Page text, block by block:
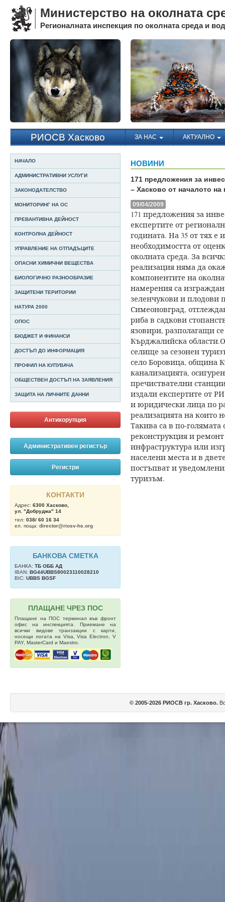
Министерство на околната
Регионалната инспекция по околната среда и
РИОСВ Хасково ЗА НАС АКТУАЛНО
НАЧАЛО
АДМИНИСТРАТИВНИ УСЛУГИ
ЗАКОНОДАТЕЛСТВО
МОНИТОРИНГ НА ОС
ПРЕВАНТИВНА ДЕЙНОСТ
КОНТРОЛНА ДЕЙНОСТ
УПРАВЛЕНИЕ НА ОТПАДЪЦИТЕ
ОПАСНИ ХИМИЧНИ ВЕЩЕСТВА
БИОЛОГИЧНО РАЗНООБРАЗИЕ
ЗАЩИТЕНИ ТЕРИТОРИИ
НАТУРА 2000
ОПОС
БЮДЖЕТ И ФИНАНСИ
ДОСТЪП ДО ИНФОРМАЦИЯ
ПРОФИЛ НА КУПУВАЧА
ОБЩЕСТВЕН ДОСТЪП НА ЗАЯВЛЕНИЯ
ЗАЩИТА НА ЛИЧНИТЕ ДАННИ
Антикорупция
Административен регистър
Регистри
КОНТАКТИ
Адрес: 6300 Хасково,
ул. "Добруджа" 14
тел: 038/ 60 16 34
ел. поща: director@riosv-hs.org
БАНКОВА СМЕТКА
БАНКА: ТБ OББ АД
IBAN: BG44UBBS80023110028210
BIC: UBBS BGSF
ПЛАЩАНЕ ЧРЕЗ ПОС
Плащане на ПОС терминал във фронт
офис на инспекцията. Приемане на
всички видове транзакции с карти,
носещи логата на Visa, Visa Electron, V
PAY, MasterCard и Maestro.
НОВИНИ
171 предложения за
– Хасково от началото на
09/04/2009
171 предложения за
експертите от
годината. На 35 от тях
необходимостта от
околната среда. За
реализация няма да
компонентите на
намерения са
зеленчукови и плодови
Симеоновград,
риба в садкови
язовири, разполагащи
Кърджалийска области.
селище за сезонен
село Боровица, община
канализацията,
пречиствателни
издали експертите от
и юридически лица по
реализацията на които
Такива са в по-
реконструкция и
инфраструктура или
населени места и в
постъпват и
туризъм.
© 2005-2026 РИОСВ гр. Хасково.